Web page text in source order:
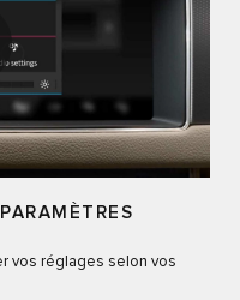
vos réglages selon vos